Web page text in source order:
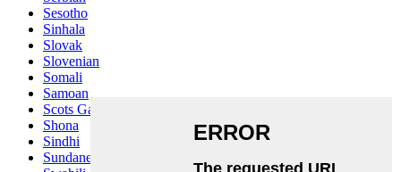
Sesotho
Sinhala
Slovak
Slovenian
Somali
Samoan
Scots Gaelic
Shona
Sindhi
Sundanese